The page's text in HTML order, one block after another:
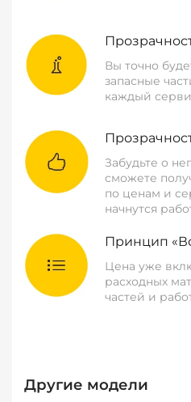
Вы точно
запасные
каждый
Забудьте о
сможете
по ценам и
начнутся
Принцип
Цена уже
расходных
частей и
Другие модели